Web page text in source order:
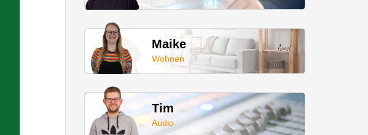
Maike
Wohnen
Tim
Audio